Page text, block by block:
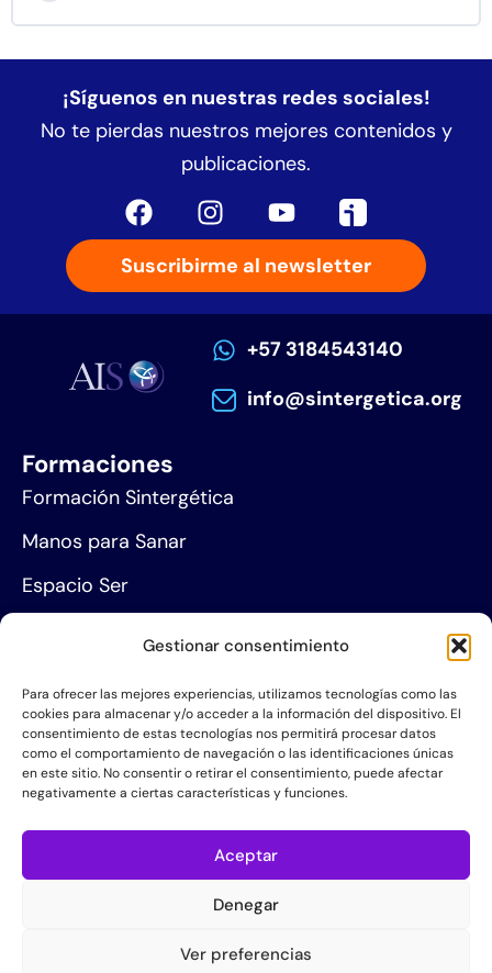
Gestionar consentimiento
Para ofrecer las mejores experiencias, utilizamos tecnologías como las
cookies para almacenar y/o acceder a la información del dispositivo. El
consentimiento de estas tecnologías nos permitirá procesar datos
como el comportamiento de navegación o las identificaciones únicas
en este sitio. No consentir o retirar el consentimiento, puede afectar
negativamente a ciertas características y funciones.
Aceptar
Denegar
Ver preferencias
¡Síguenos en nuestras redes sociales!
No te pierdas nuestros mejores contenidos y
publicaciones.
Suscribirme al newsletter
+57 3184543140
info@sintergetica.org
Formaciones
Formación Sintergética
Manos para Sanar
Espacio Ser
Proyección social
Hazte socio
Grupos de Servicio